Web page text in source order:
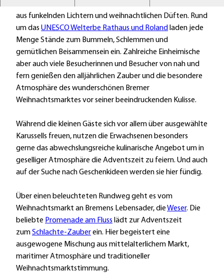
aus funkelnden Lichtern und weihnachtlichen Düften. Rund
um das UNESCO Welterbe Rathaus und Roland laden jede
Menge Stände zum Bummeln, Schlemmen und
gemütlichen Beisammensein ein. Zahlreiche Einheimische
aber auch viele Besucherinnen und Besucher von nah und
fern genießen den alljährlichen Zauber und die besondere
Atmosphäre des wunderschönen Bremer
Weihnachtsmarktes vor seiner beeindruckenden Kulisse.
Während die kleinen Gäste sich vor allem über ausgewählte
Karussells freuen, nutzen die Erwachsenen besonders
gerne das abwechslungsreiche kulinarische Angebot um in
geselliger Atmosphäre die Adventszeit zu feiern. Und auch
auf der Suche nach Geschenkideen werden sie hier fündig.
Über einen beleuchteten Rundweg geht es vom
Weihnachtsmarkt an Bremens Lebensader, dieWeser. Die
beliebte Promenade am Fluss lädt zur Adventszeit
zumSchlachte-Zauberein. Hier begeistert eine
ausgewogene Mischung aus mittelalterlichem Markt,
maritimer Atmosphäre und traditioneller
Weihnachtsmarktstimmung.